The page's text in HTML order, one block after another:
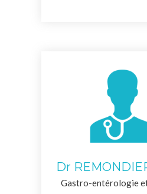
Dr
Gastro-entérologie